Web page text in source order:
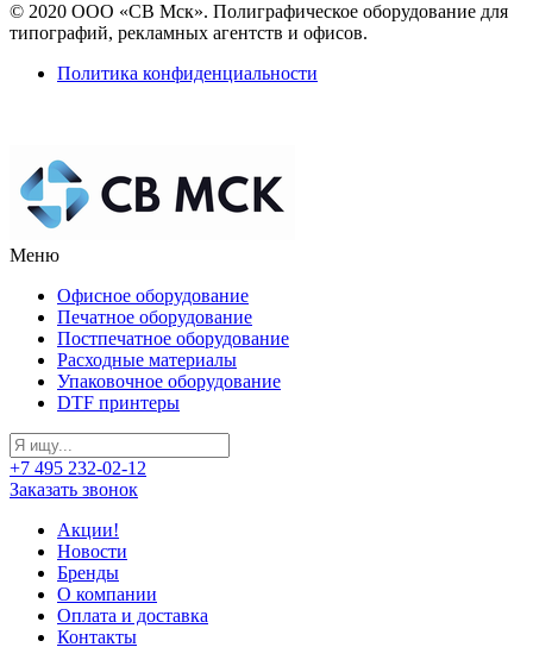
© 2020 ООО «СВ Мск». Полиграфическое оборудование для
типографий, рекламных агентств и офисов.
Политика конфиденциальности
Меню
Офисное оборудование
Печатное оборудование
Постпечатное оборудование
Расходные материалы
Упаковочное оборудование
DTF принтеры
+7 495 232-02-12
Заказать звонок
Акции!
Новости
Бренды
О компании
Оплата и доставка
Контакты